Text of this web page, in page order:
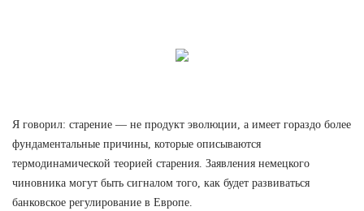
Я говорил: старение — не продукт эволюции, а имеет гораздо более
фундаментальные причины, которые описываются
термодинамической теорией старения. Заявления немецкого
чиновника могут быть сигналом того, как будет развиваться
банковское регулирование в Европе.